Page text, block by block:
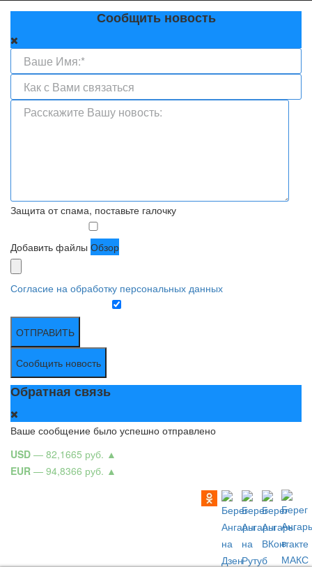
Сообщить новость
Защита от спама, поставьте галочку
Добавить файлы Обзор
Согласие на обработку персональных данных
ОТПРАВИТЬ
Сообщить новость
Обратная связь
Ваше сообщение было успешно отправлено
USD — 82,1665 руб. ▲
EUR — 94,8366 руб. ▲